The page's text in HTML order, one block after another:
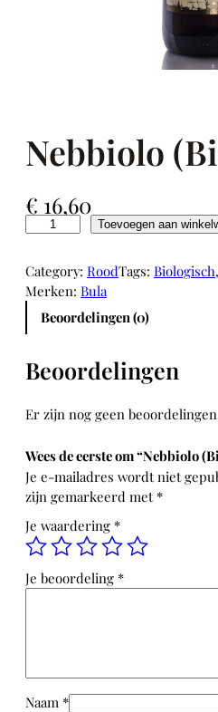
Nebbiolo
€ 16,60
b
b
i
o
(
i
)
–
B
u
l
a
l
Toevoegen aan
Category: RoodTags: Biologisch,
Merken: Bula
Beoordelingen (0)
Beoordelingen
Er zijn nog geen
Wees de eerste om “Nebbiolo
Je e-mailadres wordt niet
zijn gemarkeerd met *
Je waardering *
Je beoordeling *
Naam *